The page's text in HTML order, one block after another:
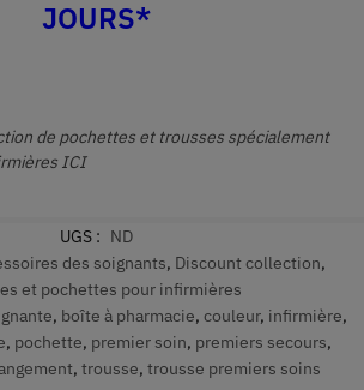
JOURS*
de pochettes et trousses spécialement
ICI
UGS : ND
des soignants, Discount collection,
et pochettes pour infirmières
, boîte à pharmacie, couleur, infirmière,
, pochette, premier soin, premiers secours,
, trousse, trousse premiers soins